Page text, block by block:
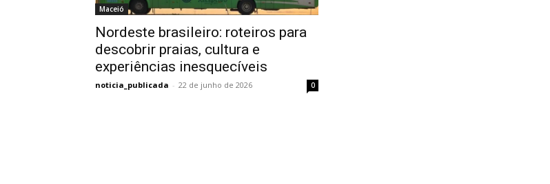
Maceió
Nordeste brasileiro: roteiros para
descobrir praias, cultura e
experiências inesquecíveis
noticia_publicada - 22 de junho de 2026 0